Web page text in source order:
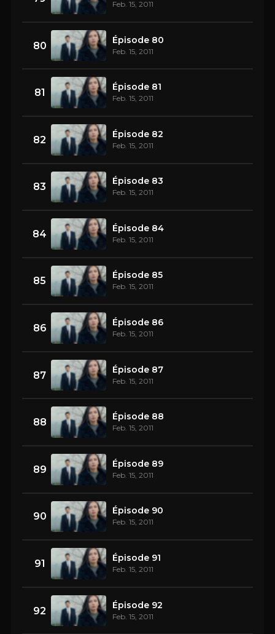
Feb. 15, 2011
80 Épisode 80
Feb. 15, 2011
81 Épisode 81
Feb. 15, 2011
82 Épisode 82
Feb. 15, 2011
83 Épisode 83
Feb. 15, 2011
84 Épisode 84
Feb. 15, 2011
85 Épisode 85
Feb. 15, 2011
86 Épisode 86
Feb. 15, 2011
87 Épisode 87
Feb. 15, 2011
88 Épisode 88
Feb. 15, 2011
89 Épisode 89
Feb. 15, 2011
90 Épisode 90
Feb. 15, 2011
91 Épisode 91
Feb. 15, 2011
92 Épisode 92
Feb. 15, 2011